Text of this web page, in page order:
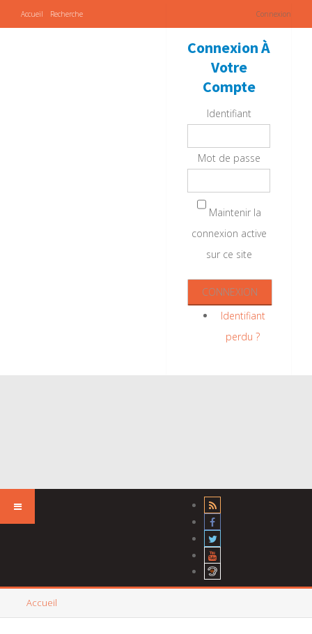
Accueil Recherche Connexion
Connexion À
Votre
Compte
Identifiant
Mot de passe
Maintenir la
connexion active
sur ce site
Identifiant
perdu ?
Accueil